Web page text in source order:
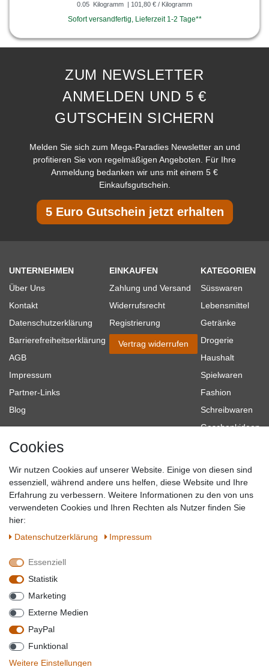
0.05 Kilogramm | 101,80 € / Kilogramm
Sofort versandfertig, Lieferzeit 1-2 Tage**
ZUM NEWSLETTER
ANMELDEN UND 5 €
GUTSCHEIN SICHERN
Melden Sie sich zum Mega-Paradies Newsletter an und
profitieren Sie von regelmäßigen Angeboten. Für Ihre
Anmeldung bedanken wir uns mit einem 5 €
Einkaufsgutschein.
5 Euro Gutschein jetzt erhalten
UNTERNEHMEN
Über Uns
Kontakt
Datenschutzerklärung
Barrierefreiheitserklärung
AGB
Impressum
Partner-Links
Blog
EINKAUFEN
Zahlung und Versand
Widerrufsrecht
Registrierung
Vertrag widerrufen
KATEGORIEN
Süsswaren
Lebensmittel
Getränke
Drogerie
Haushalt
Spielwaren
Fashion
Schreibwaren
Geschenkideen
Topmarken
SICHER EINKAUFEN
QUALITÄT
WIR AKZEPTIEREN
*Alle Preise verstehen sich inkl. MwSt. zzgl. Versandkosten. **Gilt für Lieferungen
innerhalb deutschlands, Lieferzeiten für andere Länder entnehmen Sie bitte der
Cookies
Wir nutzen Cookies auf unserer Website. Einige von diesen sind
essenziell, während andere uns helfen, diese Website und Ihre
Erfahrung zu verbessern. Weitere Informationen zu den von uns
verwendeten Cookies und Ihren Rechten als Nutzer finden Sie
hier:
Daten­schutz­erklärung
Impressum
Essenziell
Statistik
Marketing
Externe Medien
PayPal
Funktional
Weitere Einstellungen